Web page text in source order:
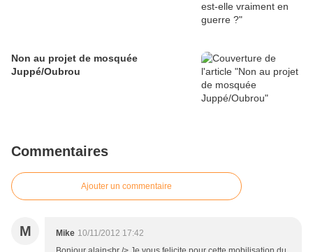
Non au projet de mosquée
Juppé/Oubrou
Commentaires
Ajouter un commentaire
M Mike 10/11/2012 17:42